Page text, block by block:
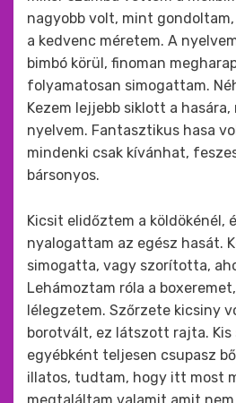
nagyobb volt, mint
a kedvenc méretem. A
bimbó körül, finoman
folyamatosan simogattam.
Kezem lejjebb siklott a
nyelvem. Fantasztikus hasa
mindenki csak kívánhat,
bársonyos.
Kicsit elidőztem a köldökénél,
nyalogattam az egész hasát.
simogatta, vagy szorította,
Lehámoztam róla a
lélegzetem. Szőrzete kicsiny
borotvált, ez látszott rajta. Kis
egyébként teljesen csupasz
illatos, tudtam, hogy itt most